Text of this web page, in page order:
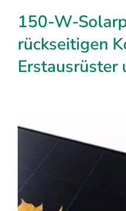
150-W-
rückseitigen
Erstausrüster